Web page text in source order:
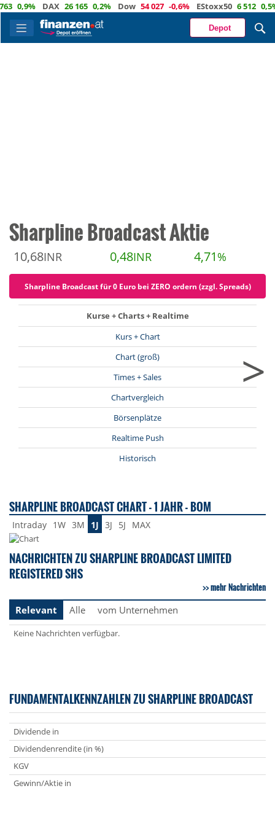
DAX 26 165 0,2% Dow 54 027 -0,6% EStoxx50 6 512 0,5%
Depot
Sharpline Broadcast Aktie
10,68INR 0,48INR 4,71 %
Sharpline Broadcast für 0 Euro bei ZERO ordern (zzgl. Spreads)
Kurse + Charts + Realtime
Kurs + Chart
Chart (groß)
Times + Sales
Chartvergleich
Börsenplätze
Realtime Push
Historisch
>
SHARPLINE BROADCAST CHART - 1 JAHR - BOM
Intraday 1W 3M 1J 3J 5J MAX
NACHRICHTEN ZU SHARPLINE BROADCAST LIMITED
REGISTERED SHS
mehr Nachrichten
Relevant
Alle vom Unternehmen
Keine Nachrichten verfügbar.
FUNDAMENTALKENNZAHLEN ZU SHARPLINE BROADCAST
Dividende in
Dividendenrendite (in %)
KGV
Gewinn/Aktie in